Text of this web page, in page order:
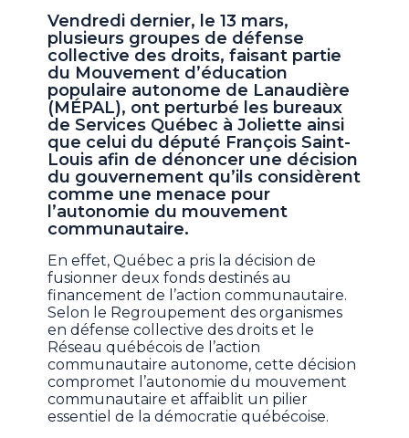
Vendredi dernier, le 13 mars,
plusieurs groupes de défense
collective des droits, faisant partie
du Mouvement d’éducation
populaire autonome de Lanaudière
(MÉPAL), ont perturbé les bureaux
de Services Québec à Joliette ainsi
que celui du député François Saint-
Louis afin de dénoncer une décision
du gouvernement qu’ils considèrent
comme une menace pour
l’autonomie du mouvement
communautaire.
En effet, Québec a pris la décision de
fusionner deux fonds destinés au
financement de l’action communautaire.
Selon le Regroupement des organismes
en défense collective des droits et le
Réseau québécois de l’action
communautaire autonome, cette décision
compromet l’autonomie du mouvement
communautaire et affaiblit un pilier
essentiel de la démocratie québécoise.